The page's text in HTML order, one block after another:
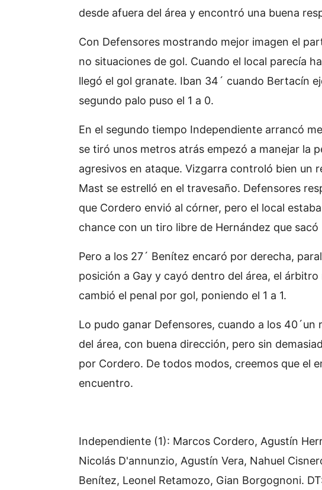
desde afuera del área y encontró una buena
Con Defensores mostrando mejor imagen el
no situaciones de gol. Cuando el local parecía
llegó el gol granate. Iban 34´ cuando Bertacín
segundo palo puso el 1 a 0.
En el segundo tiempo Independiente arrancó
se tiró unos metros atrás empezó a manejar la
agresivos en ataque. Vizgarra controló bien un
Mast se estrelló en el travesaño. Defensores
que Cordero envió al córner, pero el local
chance con un tiro libre de Hernández que sacó
Pero a los 27´ Benítez encaró por derecha,
posición a Gay y cayó dentro del área, el
cambió el penal por gol, poniendo el 1 a 1.
Lo pudo ganar Defensores, cuando a los
del área, con buena dirección, pero sin
por Cordero. De todos modos, creemos que el
encuentro.
Independiente (1): Marcos Cordero, Agustín
Nicolás D'annunzio, Agustín Vera, Nahuel
Benítez, Leonel Retamozo, Gian Borgognoni.